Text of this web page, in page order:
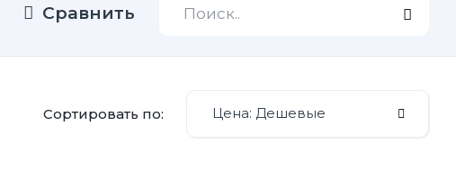
Сравнить
Сортировать по: Цена: Дешевые